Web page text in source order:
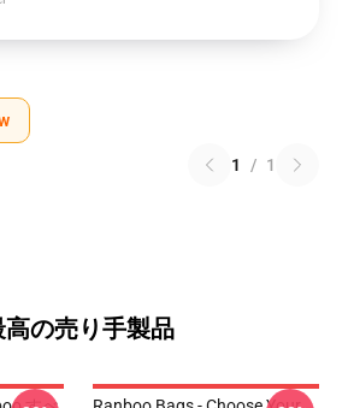
1 / 1
高の売り手製品